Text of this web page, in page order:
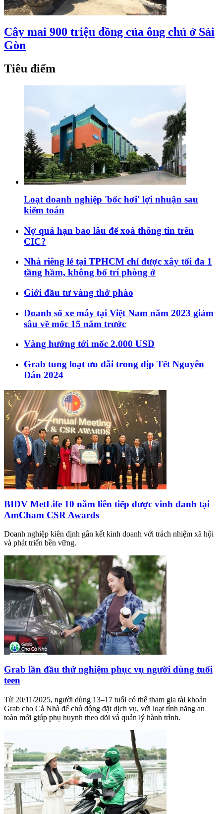
Cây mai 900 triệu đồng của ông chủ ở Sài
Gòn
Tiêu điểm
Loạt doanh nghiệp 'bốc hơi' lợi nhuận sau
kiểm toán
Nợ quá hạn bao lâu để xoá thông tin trên
CIC?
Nhà riêng lẻ tại TPHCM chỉ được xây tối đa 1
tầng hầm, không bố trí phòng ở
Giới đầu tư vàng thở phào
Doanh số xe máy tại Việt Nam năm 2023 giảm
sâu về mốc 15 năm trước
Vàng hướng tới mốc 2.000 USD
Grab tung loạt ưu đãi trong dịp Tết Nguyên
Đán 2024
BIDV MetLife 10 năm liên tiếp được vinh danh tại
AmCham CSR Awards
Doanh nghiệp kiên định gắn kết kinh doanh với trách nhiệm xã hội
và phát triển bền vững.
Grab lần đầu thử nghiệm phục vụ người dùng tuổi
teen
Từ 20/11/2025, người dùng 13–17 tuổi có thể tham gia tài khoản
Grab cho Cả Nhà để chủ động đặt dịch vụ, với loạt tính năng an
toàn mới giúp phụ huynh theo dõi và quản lý hành trình.